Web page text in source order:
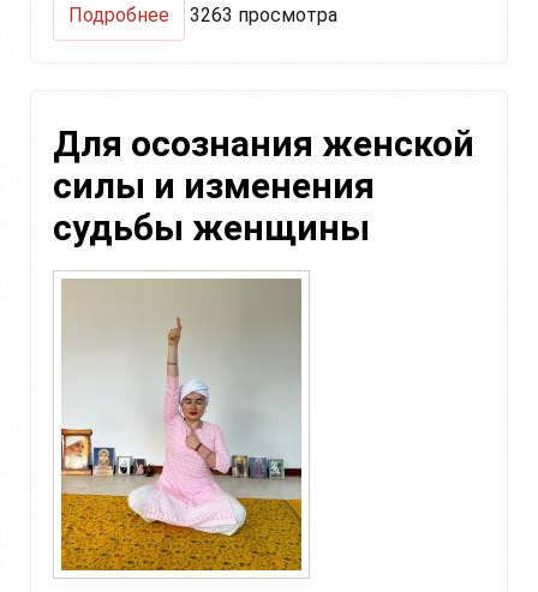
Подробнее
Медитация
силой
3263 просмотра
Для осознания женской
силы и изменения
судьбы женщины